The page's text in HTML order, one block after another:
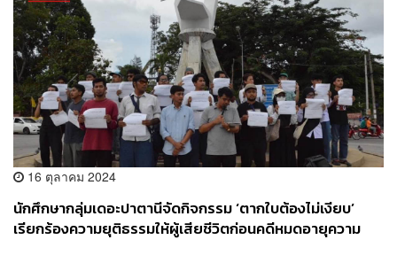
16 ตุลาคม 2024
นักศึกษากลุ่มเดอะปาตานีจัดกิจกรรม ‘ตากใบต้องไม่เงียบ’
เรียกร้องความยุติธรรมให้ผู้เสียชีวิตก่อนคดีหมดอายุความ